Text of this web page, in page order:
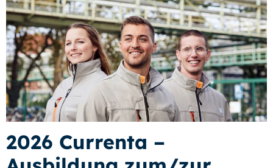
2026 Currenta –